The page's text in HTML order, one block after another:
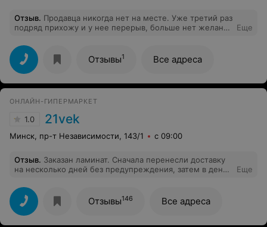
Отзыв. Продавца никогда нет на месте. Уже третий раз
подряд прихожу и у нее перерыв, больше нет желания
лучше буду ходить в другие пункты, там никогда нет
проблем.
Еще
Отзывы1 Все адреса
ОНЛАЙН-ГИПЕРМАРКЕТ
1.0 21vek
Минск, пр-т Независимости, 143/1 с 09:00
Отзыв. Заказан ламинат. Сначала перенесли доставку
на несколько дней без предупреждения, затем в день
ламината нет в наличии. При заказе и оплате он был в
наличии. То есть на сайте недостоверная информация
о товарах, магазин вводит покупателей в заблуждение.
Отвратительный сервис, не рекомендую, несколько
Еще
Отзывы146 Все адреса